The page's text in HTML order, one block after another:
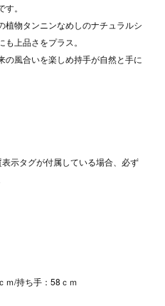
。
植物タンニンなめしのナチュラルシ
上品さをプラス。
の風合いを楽しめ持手が自然と手に
示タグが付属している場合、必ず
ｍ/持ち手：58ｃｍ